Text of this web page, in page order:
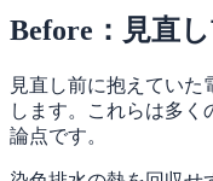
Before：見直
見直し前に抱えていた
します。これらは多く
論点です。